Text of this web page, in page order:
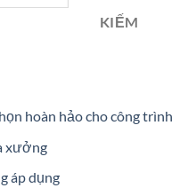
KIẾM
hoàn hảo cho công trình
xưởng
áp dụng